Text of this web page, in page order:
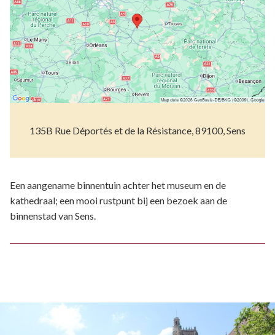
135B Rue Déportés et de la Résistance, 89100, Sens
Een aangename binnentuin achter het museum en de
kathedraal; een mooi rustpunt bij een bezoek aan de
binnenstad van Sens.